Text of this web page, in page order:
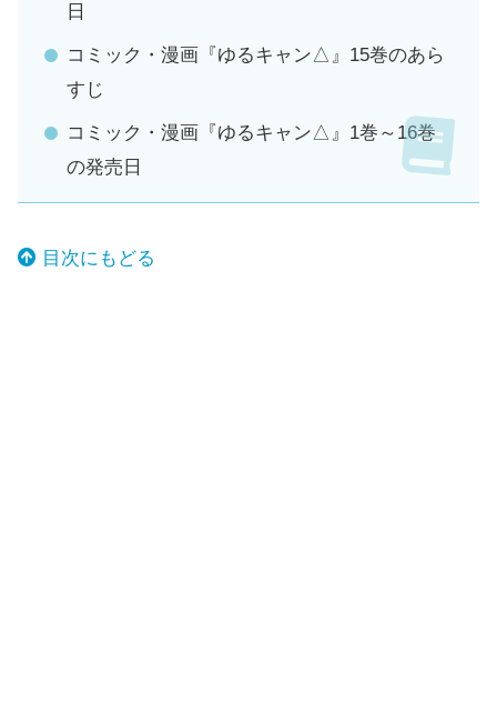
日
コミック・漫画『ゆるキャン△』15巻のあら
すじ
コミック・漫画『ゆるキャン△』1巻～16巻
の発売日
目次にもどる